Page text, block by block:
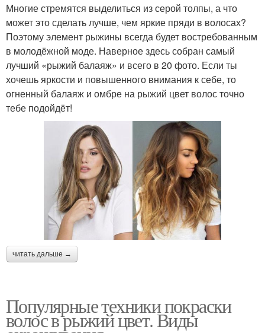
Многие стремятся выделиться из серой толпы, а что
может это сделать лучше, чем яркие пряди в волосах?
Поэтому элемент рыжины всегда будет востребованным
в молодёжной моде. Наверное здесь собран самый
лучший «рыжий балаяж» и всего в 20 фото. Если ты
хочешь яркости и повышенного внимания к себе, то
огненный балаяж и омбре на рыжий цвет волос точно
тебе подойдёт!
читать дальше →
Популярные техники покраски
волос в рыжий цвет. Виды